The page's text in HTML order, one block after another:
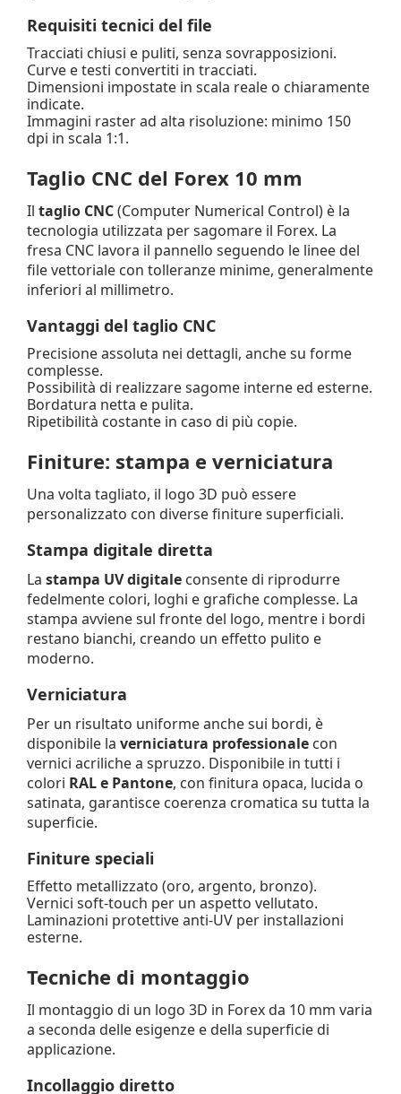
Requisiti tecnici del file
Tracciati chiusi e puliti, senza sovrapposizioni.
Curve e testi convertiti in tracciati.
Dimensioni impostate in scala reale o chiaramente
indicate.
Immagini raster ad alta risoluzione: minimo 150
dpi in scala 1:1.
Taglio CNC del Forex 10 mm
Il taglio CNC(Computer Numerical Control) è la
tecnologia utilizzata per sagomare il Forex. La
fresa CNC lavora il pannello seguendo le linee del
file vettoriale con tolleranze minime, generalmente
inferiori al millimetro.
Vantaggi del taglio CNC
Precisione assoluta nei dettagli, anche su forme
complesse.
Possibilità di realizzare sagome interne ed esterne.
Bordatura netta e pulita.
Ripetibilità costante in caso di più copie.
Finiture: stampa e verniciatura
Una volta tagliato, il logo 3D può essere
personalizzato con diverse finiture superficiali.
Stampa digitale diretta
La stampa UV digitale consente di riprodurre
fedelmente colori, loghi e grafiche complesse. La
stampa avviene sul fronte del logo, mentre i bordi
restano bianchi, creando un effetto pulito e
moderno.
Verniciatura
Per un risultato uniforme anche sui bordi, è
disponibile la verniciatura professionale con
vernici acriliche a spruzzo. Disponibile in tutti i
colori RAL e Pantone, con finitura opaca, lucida o
satinata, garantisce coerenza cromatica su tutta la
superficie.
Finiture speciali
Effetto metallizzato (oro, argento, bronzo).
Vernici soft-touch per un aspetto vellutato.
Laminazioni protettive anti-UV per installazioni
esterne.
Tecniche di montaggio
Il montaggio di un logo 3D in Forex da 10 mm varia
a seconda delle esigenze e della superficie di
applicazione.
Incollaggio diretto